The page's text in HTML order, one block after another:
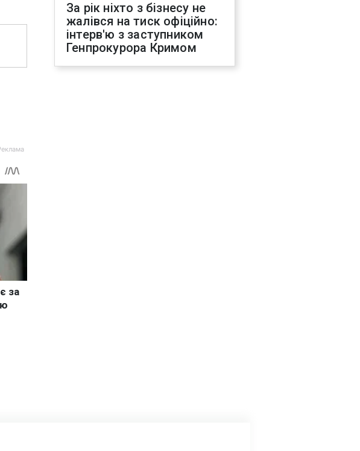
За рік ніхто з бізнесу не
жалівся на тиск офіційно:
інтерв'ю з заступником
Генпрокурора Кримом